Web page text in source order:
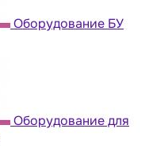
Оборудование БУ
Оборудование для